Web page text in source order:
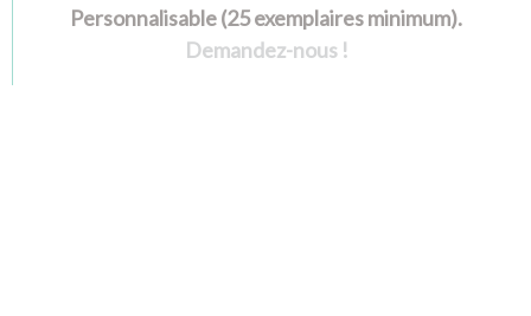
Personnalisable (25 exemplaires minimum).
Demandez-nous !